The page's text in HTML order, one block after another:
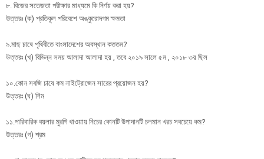
৮. বিজের সতেজতা পরীক্ষার মাধ্যমে কি নির্ণয় করা হয়?
উত্তরঃ (ক) প্রতিকূল পরিবেশে অঙ্কুরোদগম ক্ষমতা
৯.মাছ চাষে পৃথিবীতে বাংলাদেশের অবস্থান কততম?
উত্তরঃ (খ) বিভিন্ন সময় আলাদা আলাদা হয় , তবে ২০১৯ সালে ৫ম , ২০১৮ ৩য় ছিল
১০.কোন সবজি চাষে কম নাইট্রোজেন সারের প্রয়োজন হয়?
উত্তরঃ (ঘ) শিম
১১.পারিবারিক বয়লার মুরগি খাওয়ায় নিচের কোনটি উপাদানটি চলমান খরচ সবচেয়ে কম?
উত্তরঃ (গ) শ্রম